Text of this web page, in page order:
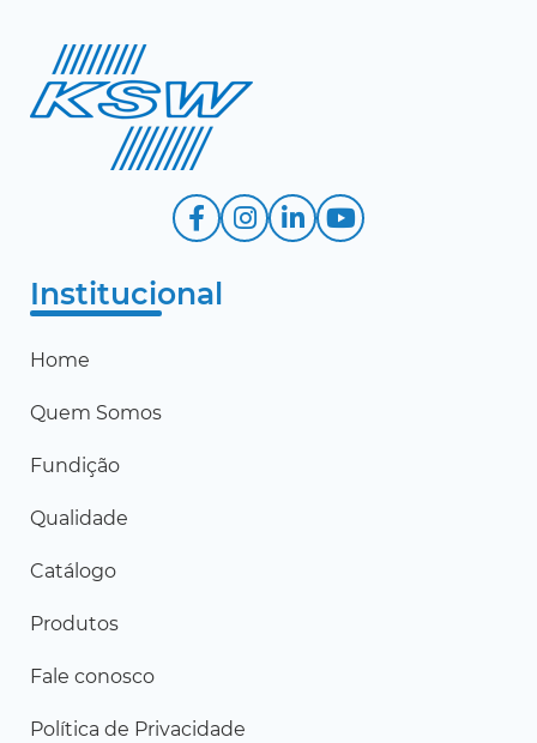
Institucional
Home
Quem Somos
Fundição
Qualidade
Catálogo
Produtos
Fale conosco
Política de Privacidade